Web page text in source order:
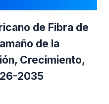
de Fibra de
de la
Crecimiento,
2035